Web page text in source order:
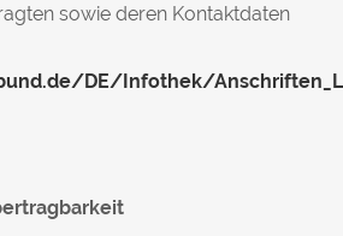
sowie deren Kontaktdaten
DE/Infothek/